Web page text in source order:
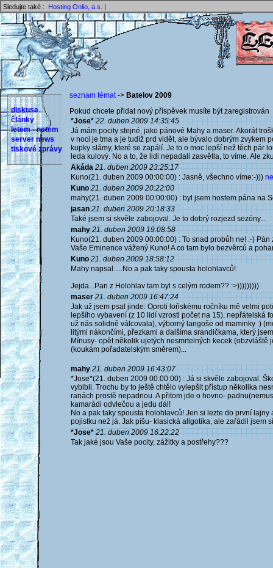
Sledujte také : Hosting Onlio, a.s. |
diskuse
články
letem - netem
server news
tiskové zprávy
seznam témat-> Batelov 2009
Pokud chcete přidat nový příspěvek musíte být
*Jose* 22. duben 2009 14:35:45
Já mám pocity stejné, jako pánové Mahy a maser. Akorát
v noci je tma a je tudíž prd vidět, ale bývalo dobrým zvykem
kupky slámy, které se zapálí. Je to o moc lepší než těch pár
leda kulový. No a to, že lidi nepadali zasvětla, to víme. Ale
Akáda 21. duben 2009 23:25:17
Kuno(21. duben 2009 00:00:00) : Jasně, všechno víme:-)))
Kuno 21. duben 2009 20:22:00
mahy(21. duben 2009 00:00:00) : byl jsem hostem pána na
jasan 21. duben 2009 20:18:33
Také jsem si skvěle zabojoval. Je to dobrý rozjezd sezóny...
mahy 21. duben 2009 19:08:58
Kuno(21. duben 2009 00:00:00) : To snad probůh ne! :-)
Vaše Eminence vážený Kuno! A co tam bylo bezvěrců a
Kuno 21. duben 2009 18:58:12
Mahy napsal.....No a pak taky spousta holohlavců!
Jejda...Pan z Holohlav tam byl s celým rodem?? :>)))))))))
maser 21. duben 2009 16:47:24
Jak už jsem psal jinde: Oproti loňskému ročníku mě velmi
lepšího vybavení (z 10 lidí vzrostl počet na 15), nepřátelská
už nás solidně válcovala), výborný langoše od maminky :)
litými nákončími, přezkami a dalšíma srandičkama, který
Mínusy- opět několik ujetých nesmrtelných kecek
(koukám pořadatelským směrem)...
mahy 21. duben 2009 16:43:07
*Jose*(21. duben 2009 00:00:00) : Já si skvěle zabojoval.
vyblbli. Trochu by to ještě chtělo vylepšit přístup několika
ranách prostě nepadnou. A přitom jde o hovno-
kamarádi odvlečou a jedu dál!
No a pak taky spousta holohlavců! Jen si lezte do první
pojistku než já. Jak píšu- klasická allgotika, ale zařádil jsem
*Jose* 21. duben 2009 16:22:22
Tak jaké jsou Vaše pocity, zážitky a postřehy???